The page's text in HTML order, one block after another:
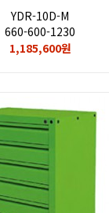
YDR-10D-M
660-600-1230
1,185,600원